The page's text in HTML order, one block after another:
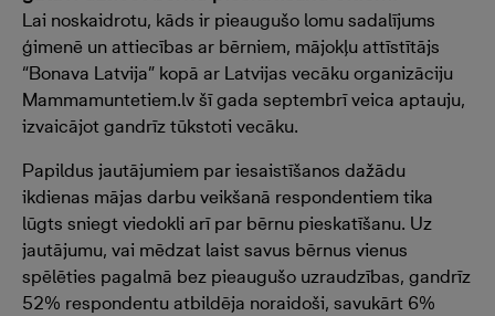
Lai noskaidrotu, kāds ir pieaugušo lomu sadalījums
ģimenē un attiecības ar bērniem, mājokļu attīstītājs
“Bonava Latvija” kopā ar Latvijas vecāku organizāciju
Mammamuntetiem.lv šī gada septembrī veica aptauju,
izvaicājot gandrīz tūkstoti vecāku.
Papildus jautājumiem par iesaistīšanos dažādu
ikdienas mājas darbu veikšanā respondentiem tika
lūgts sniegt viedokli arī par bērnu pieskatīšanu. Uz
jautājumu, vai mēdzat laist savus bērnus vienus
spēlēties pagalmā bez pieaugušo uzraudzības, gandrīz
52% respondentu atbildēja noraidoši, savukārt 6%